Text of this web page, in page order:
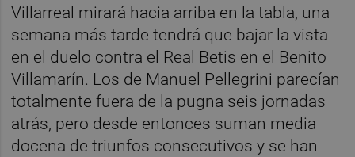
Villarreal mirará hacia arriba en la tabla, una
semana más tarde tendrá que bajar la vista
en el duelo contra el Real Betis en el Benito
Villamarín. Los de Manuel Pellegrini parecían
totalmente fuera de la pugna seis jornadas
atrás, pero desde entonces suman media
docena de triunfos consecutivos y se han